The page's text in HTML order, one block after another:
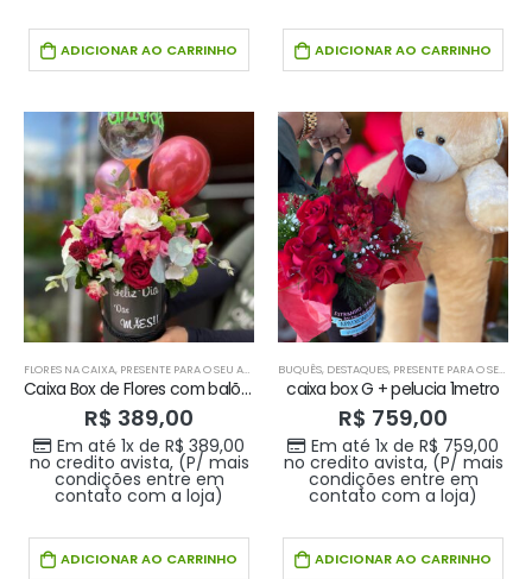
ADICIONAR AO CARRINHO ADICIONAR AO CARRINHO
FLORES NA CAIXA, PRESENTE PARA O SEU AMOR
Caixa Box de Flores com balões
R$ 389,00
Em até 1x de R$ 389,00
no credito avista, (P/ mais
condições entre em
contato com a loja)
ADICIONAR AO CARRINHO
BUQUÊS, DESTAQUES, PRESENTE PARA O SEU AMOR
caixa box G + pelucia 1metro
R$ 759,00
Em até 1x de R$ 759,00
no credito avista, (P/ mais
condições entre em
contato com a loja)
ADICIONAR AO CARRINHO